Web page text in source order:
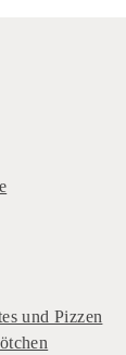
und Pizzen